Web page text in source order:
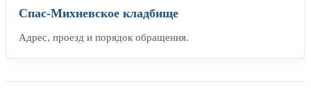
Спас-Михневское кладбище
Адрес, проезд и порядок обращения.